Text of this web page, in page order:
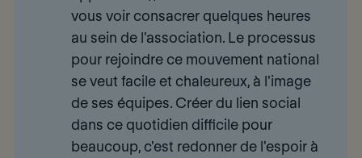
vous voir consacrer quelques heures
au sein de l'association. Le processus
pour rejoindre ce mouvement national
se veut facile et chaleureux, à l'image
de ses équipes. Créer du lien social
dans ce quotidien difficile pour
beaucoup, c'est redonner de l'espoir à